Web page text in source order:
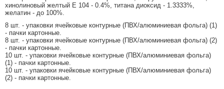
хинолиновый желтый Е 104 - 0.4%, титана диоксид - 1.3333%,
желатин - до 100%.
8 шт. - упаковки ячейковые контурные (ПВХ/алюминиевая фольга) (1)
- пачки картонные.
8 шт. - упаковки ячейковые контурные (ПВХ/алюминиевая фольга) (2)
- пачки картонные.
10 шт. - упаковки ячейковые контурные (ПВХ/алюминиевая фольга)
(1) - пачки картонные.
10 шт. - упаковки ячейковые контурные (ПВХ/алюминиевая фольга)
(2) - пачки картонные.